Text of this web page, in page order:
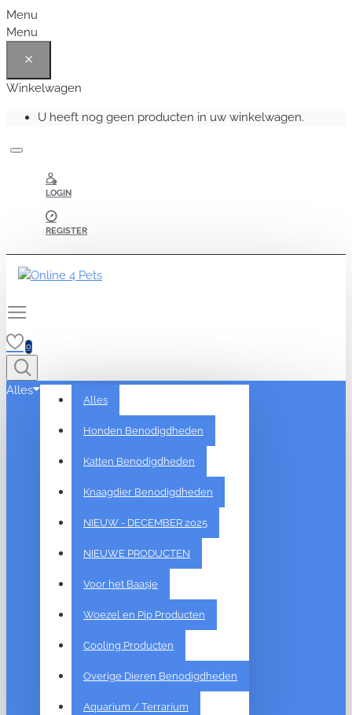
Menu
Menu
Winkelwagen
U heeft nog geen producten in uw winkelwagen.
LOGIN
REGISTER
0
Alles
Alles
Honden Benodigdheden
Katten Benodigdheden
Knaagdier Benodigdheden
NIEUW - DECEMBER 2025
NIEUWE PRODUCTEN
Voor het Baasje
Woezel en Pip Producten
Cooling Producten
Overige Dieren Benodigdheden
Aquarium / Terrarium